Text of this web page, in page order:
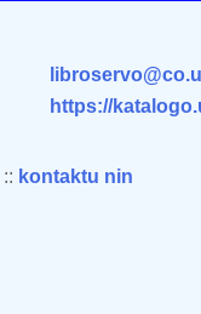
https://
:: kontaktu nin